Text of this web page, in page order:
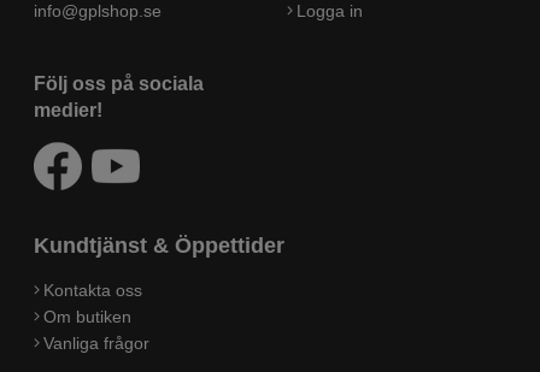
info@gplshop.se
Följ oss på sociala
medier!
Logga in
Kundtjänst & Öppettider
Kontakta oss
Om butiken
Vanliga frågor